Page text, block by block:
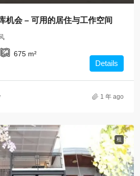
机会 – 可用的居住与工作空间
675 m²
Details
1 年 ago
租